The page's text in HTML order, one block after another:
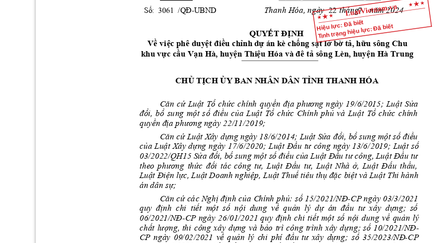
Hiệu lực: Đã biết
Tình trạng hiệu lực: Đã biết
Số:
    /
QĐ-UBND
          Than
h Hóa, ngày       tháng năm 2024
QUYẾT ĐỊNH
Về việc phê duyệt điều chỉnh dự án kè chống sạt lở bờ tả, hữu sông Chu
khu vực cầu Vạn Hà, huyện Thiệu Hóa và đê tả sông Lèn, huyện Hà Trung
CHỦ TỊCH ỦY BAN NHÂN DÂN TỈNH THANH HÓA
Căn cứ Luật Tổ chức chính quyền địa phương ngày 19/6/2015; Luật Sửa
đổi, bổ sung một số điều của Luật Tổ chức Chính phủ và Luật Tổ chức chính
quyền địa phương ngày 22/11/2019;
Căn cứ Luật y dng ngày 18/6/2014; Luật Sửa đổi, bổ sung một số điều
của Luật y dng ngày 17/6/2020; Luật Đầu tư công ngày 13/6/2019; Luật số
03/2022/QH15 Sửa đổi, bổ sung một số điều của Luật Đầu tư công, Luật Đầu tư
theo phương thức đối tác công tư, Luật Đầu tư, Luật Nhà ở, Luật Đấu thầu,
Luật Điện lc, Luật Doanh nghiệp, Luật Thuế tiêu thụ đặc biệt và Luật Thi hành
án dn s;
Căn cứ các Nghị định của Chính phủ: số 15/2021/NĐ-CP ngày 03/3/2021
quy định  chi  tiết  một  số  nội  dung  về  quản lý  d  án  đầu  tư xy  dng;  số
06/2021/NĐ-CP ngày 26/01/2021 quy định chi tiết một số nội dung về quản lý
chất lượng, thi công xy dng và bảo trì công trình xy dng; số 10/2021/NĐ-
CP ngày 09/02/2021 về quản lý chi phí đầu tư xy dng; số 35/2023/NĐ-CP